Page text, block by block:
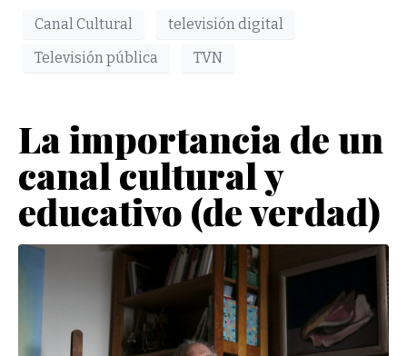
Canal Cultural
televisión digital
Televisión pública
TVN
La importancia de un
canal cultural y
educativo (de verdad)